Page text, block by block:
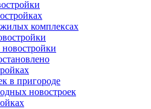
комплексах
в пригороде
новостроек